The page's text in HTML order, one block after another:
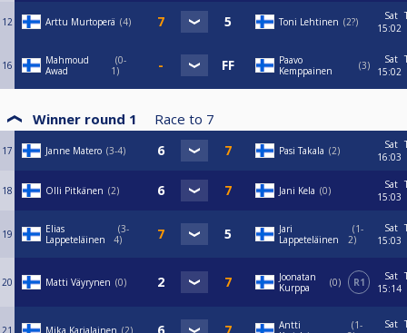
12 Arttu Murtoperä 4 Toni Lehtinen 2?
Sat
15:02
16
Mahmoud
Awad
0-
1
Paavo
Kemppainen
3
Sat
15:02
Winner round 1 Race to 7
17 Janne Matero 3-4 Pasi Takala 2
Sat
16:03
18 Olli Pitkänen 2 Jani Kela 0
Sat
15:03
19
Elias
Lappeteläinen
3-
4
Jari
Lappeteläinen
1-
2
Sat
15:03
20 Matti Väyrynen 0
Joonatan
Kurppa
0 R1
Sat
15:14
Antti
1-
Sat